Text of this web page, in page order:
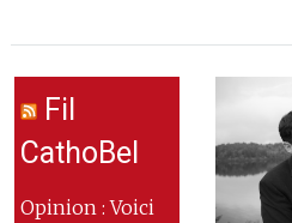
Fil
CathoBel
Opinion : Voici